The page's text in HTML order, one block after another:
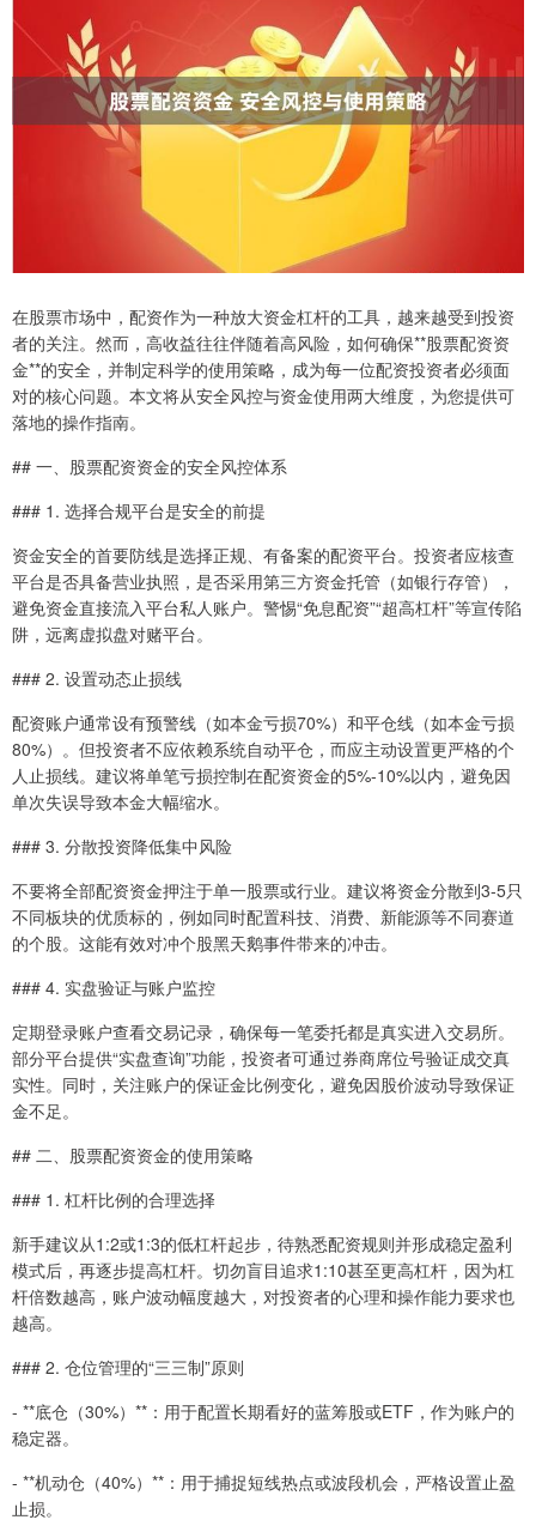
在股票市场中，配资作为一种放大资金杠杆的工具，越来越受到投资
者的关注。然而，高收益往往伴随着高风险，如何确保**股票配资资
金**的安全，并制定科学的使用策略，成为每一位配资投资者必须面
对的核心问题。本文将从安全风控与资金使用两大维度，为您提供可
落地的操作指南。
## 一、股票配资资金的安全风控体系
### 1. 选择合规平台是安全的前提
资金安全的首要防线是选择正规、有备案的配资平台。投资者应核查
平台是否具备营业执照，是否采用第三方资金托管（如银行存管），
避免资金直接流入平台私人账户。警惕“免息配资”“超高杠杆”等宣传陷
阱，远离虚拟盘对赌平台。
### 2. 设置动态止损线
配资账户通常设有预警线（如本金亏损70%）和平仓线（如本金亏损
80%）。但投资者不应依赖系统自动平仓，而应主动设置更严格的个
人止损线。建议将单笔亏损控制在配资资金的5%-10%以内，避免因
单次失误导致本金大幅缩水。
### 3. 分散投资降低集中风险
不要将全部配资资金押注于单一股票或行业。建议将资金分散到3-5只
不同板块的优质标的，例如同时配置科技、消费、新能源等不同赛道
的个股。这能有效对冲个股黑天鹅事件带来的冲击。
### 4. 实盘验证与账户监控
定期登录账户查看交易记录，确保每一笔委托都是真实进入交易所。
部分平台提供“实盘查询”功能，投资者可通过券商席位号验证成交真
实性。同时，关注账户的保证金比例变化，避免因股价波动导致保证
金不足。
## 二、股票配资资金的使用策略
### 1. 杠杆比例的合理选择
新手建议从1:2或1:3的低杠杆起步，待熟悉配资规则并形成稳定盈利
模式后，再逐步提高杠杆。切勿盲目追求1:10甚至更高杠杆，因为杠
杆倍数越高，账户波动幅度越大，对投资者的心理和操作能力要求也
越高。
### 2. 仓位管理的“三三制”原则
- **底仓（30%）**：用于配置长期看好的蓝筹股或ETF，作为账户的
稳定器。
- **机动仓（40%）**：用于捕捉短线热点或波段机会，严格设置止盈
止损。